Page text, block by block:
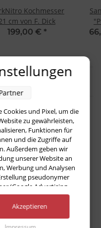
Kochmesser
cm von F. Dick
199,00 € *
15
Cookies und Pixel, um die
zu gewährleisten,
Funktionen für
und die Zugriffe auf
Außerdem geben wir
unserer Website an
Werbung und Analysen
pseudonymer
(Google Advertising
möglicherweise mit
ihnen bereitgestellt haben
gesammelt haben
Akzeptieren